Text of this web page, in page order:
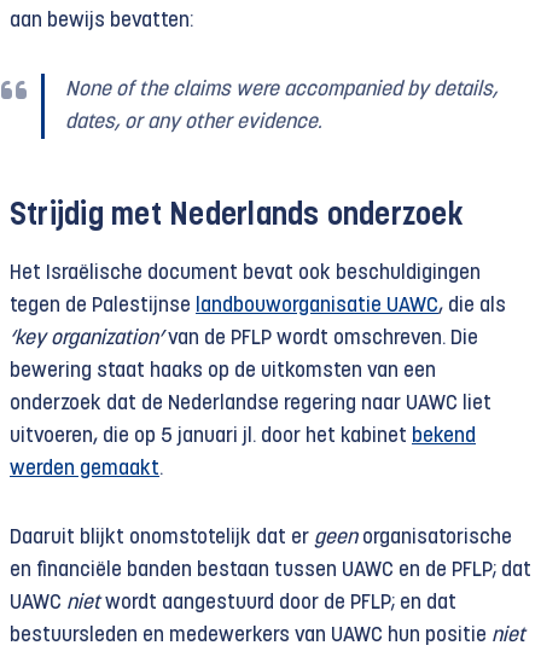
aan bewijs bevatten:
None of the claims were accompanied by details,
dates, or any other evidence.
Strijdig met Nederlands onderzoek
Het Israëlische document bevat ook beschuldigingen
tegen de Palestijnse landbouworganisatie UAWC, die als
‘key organization’van de PFLP wordt omschreven. Die
bewering staat haaks op de uitkomsten van een
onderzoek dat de Nederlandse regering naar UAWC liet
uitvoeren, die op 5 januari jl. door het kabinet bekend
werden gemaakt.
Daaruit blijkt onomstotelijk dat er geenorganisatorische
en financiële banden bestaan tussen UAWC en de PFLP; dat
UAWC nietwordt aangestuurd door de PFLP; en dat
bestuurs­leden en medewerkers van UAWC hun positie niet